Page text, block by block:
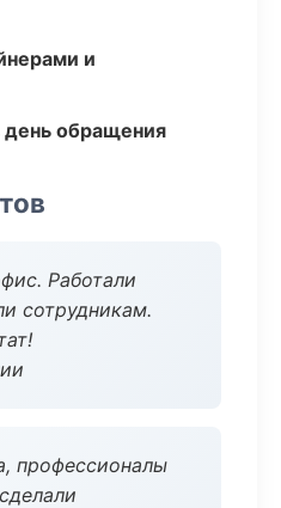
и
обращения
Работали
сотрудникам.
профессионалы